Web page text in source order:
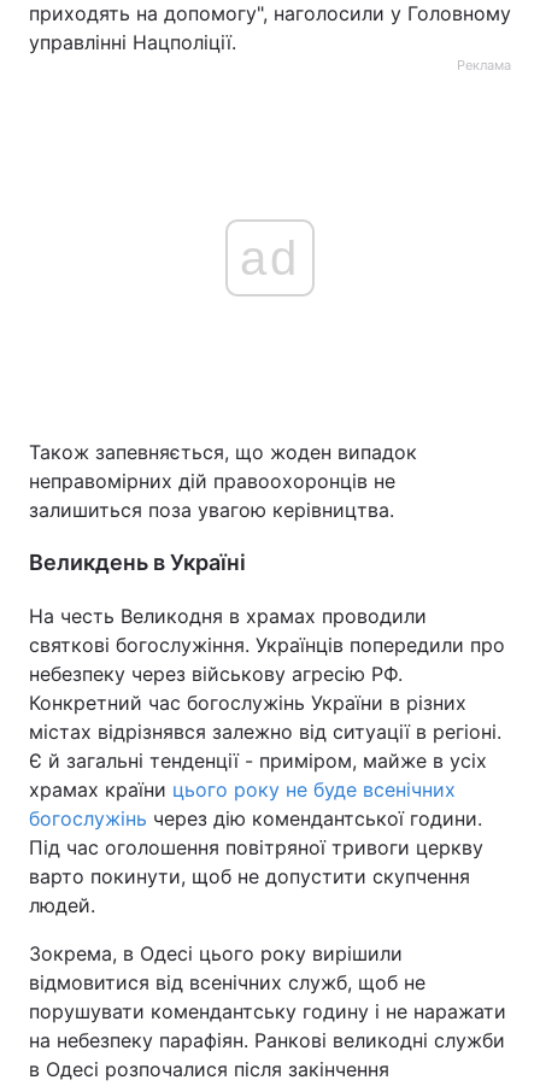
приходять на допомогу", наголосили у Головному
управлінні Нацполіції.
Реклама
ad
Також запевняється, що жоден випадок
неправомірних дій правоохоронців не
залишиться поза увагою керівництва.
Великдень в Україні
На честь Великодня в храмах проводили
святкові богослужіння. Українців попередили про
небезпеку через військову агресію РФ.
Конкретний час богослужінь України в різних
містах відрізнявся залежно від ситуації в регіоні.
Є й загальні тенденції - приміром, майже в усіх
храмах країни цього року не буде всенічних
богослужінь через дію комендантської години.
Під час оголошення повітряної тривоги церкву
варто покинути, щоб не допустити скупчення
людей.
Зокрема, в Одесі цього року вирішили
відмовитися від всенічних служб, щоб не
порушувати комендантську годину і не наражати
на небезпеку парафіян. Ранкові великодні служби
в Одесі розпочалися після закінчення